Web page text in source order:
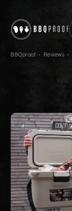
BBQproof › Reviews ›